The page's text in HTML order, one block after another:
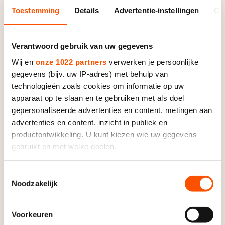
Toestemming Details Advertentie-instellingen
Verantwoord gebruik van uw gegevens
Wij en onze 1022 partners verwerken je persoonlijke
gegevens (bijv. uw IP-adres) met behulp van
technologieën zoals cookies om informatie op uw
apparaat op te slaan en te gebruiken met als doel
gepersonaliseerde advertenties en content, metingen aan
advertenties en content, inzicht in publiek en
productontwikkeling. U kunt kiezen wie uw gegevens
gebruikt en met welke doelen.
Informatie verzamelen over uw geografische locatie,
Uw apparaat identificeren door het actief te scannen
op specifieke eigenschappen (fingerprinting)
Noodzakelijk
Voorkeuren
Official Suppliers